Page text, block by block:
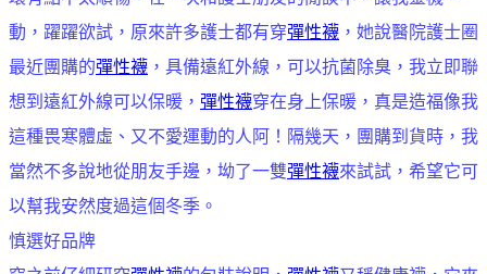
動，躍躍欲試，原來許多護士都有穿彈性襪 ，她說醫院護士圈
最近團購的彈性襪 ，具備遠紅外線，可以抗菌除臭，我立即聯
想到遠紅外線可以保暖， 彈性襪穿在身上保暖，真是造福像我
這種畏寒體虛、又不愛運動的人阿！隔幾天，團購到貨時，我
當然不多說地從朋友手邊，坳了一雙彈性襪來試試，希望它可
以幫我安然度過這個冬季。
慎選好品牌